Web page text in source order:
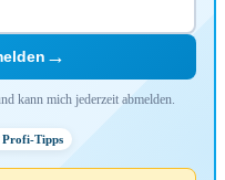
→
kann mich jederzeit abmelden.
Profi-Tipps